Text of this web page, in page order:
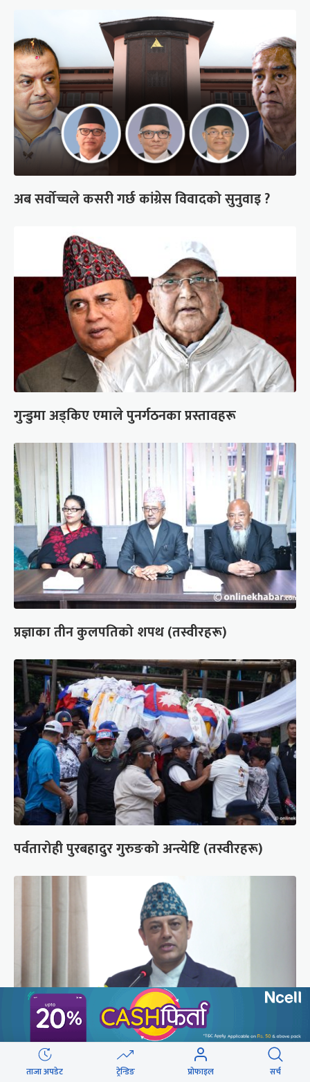
अब सर्वोच्चले कसरी गर्छ कांग्रेस विवादको सुनुवाइ ?
गुन्डुमा अड्किए एमाले पुनर्गठनका प्रस्तावहरू
प्रज्ञाका तीन कुलपतिको शपथ (तस्वीरहरू)
पर्वतारोही पुरबहादुर गुरुङको अन्त्येष्टि (तस्वीरहरू)
‘संसद्‍मा कालो चस्मा खोल्नू, बैठक चल्दा सेयर कारोबार
ताजा अपडेट ट्रेन्डिङ प्रोफाइल सर्च